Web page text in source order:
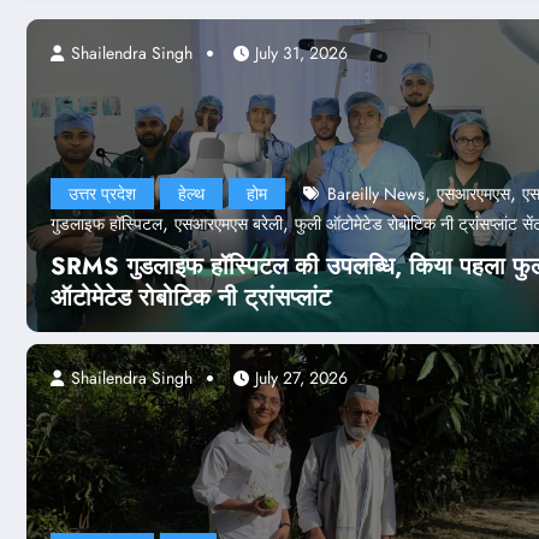
उत्तर प्रदेश हेल्थ होम Bareilly News,एसआरएमएस,
गुडलाइफ हॉस्पिटल,एसआरएमएस बरेली,फुली ऑटोमेटेड रोबोटिक नी ट्रांसप्लांट
SRMS गुडलाइफ हॉस्पिटल की उपलब्धि, किया पहला
ऑटोमेटेड रोबोटिक नी ट्रांसप्लांट
Shailendra Singh July 31, 2026
Shailendra Singh July 27, 2026
देश-दुनिया होम पेपर लीक केस
केस: NTA के 47 अफसर बर्खास्त,
Singh July 24, 2026